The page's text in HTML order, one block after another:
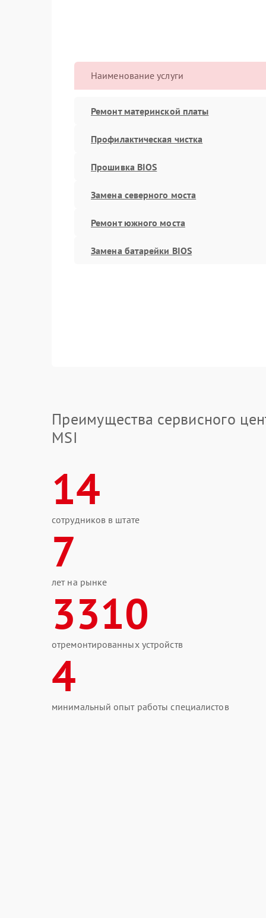
Наименование услуги
Ремонт материнской платы
Профилактическая чистка
Прошивка BIOS
Замена северного моста
Ремонт южного моста
Замена батарейки BIOS
Преимущества сервисного
MSI
14
сотрудников в штате
7
лет на рынке
3310
отремонтированных устройств
4
минимальный опыт работы специалистов